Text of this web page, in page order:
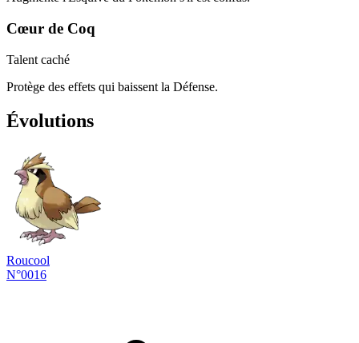
Cœur de Coq
Talent caché
Protège des effets qui baissent la Défense.
Évolutions
Roucool
N°0016